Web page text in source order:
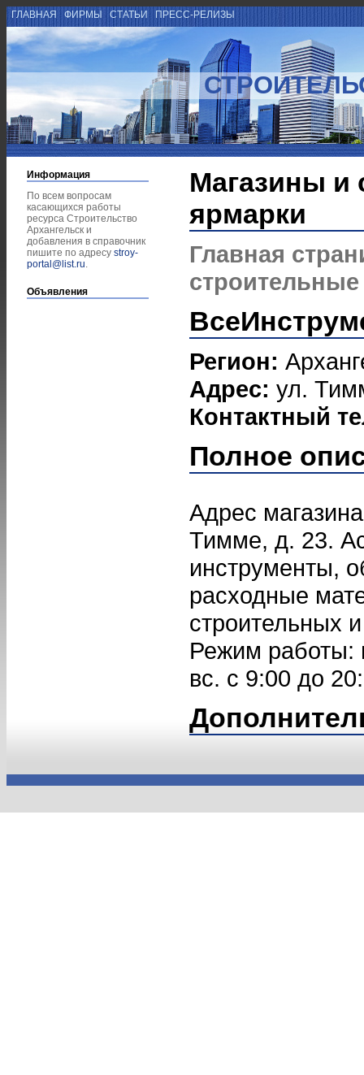
ГЛАВНАЯ ФИРМЫ СТАТЬИ ПРЕСС-РЕЛИЗЫ
Информация
По всем вопросам
касающихся работы
ресурса Строительство
Архангельск и
добавления в справочник
пишите по адресу stroy-
portal@list.ru.
Объявления
Магазины и
ярмарки
Главная
Регион:
Адрес: ул.
Контактный
Полное
Адрес
Тимме, д. 23.
инструменты,
расходные
строительных
Режим работы:
вс. с 9:00 до